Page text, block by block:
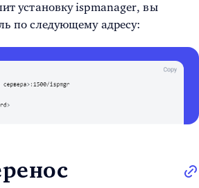
установку ispmanager, вы
по следующему адресу: